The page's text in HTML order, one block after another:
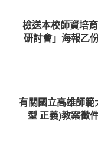
檢送本校師資培
研討會」海報乙
有關國立高雄師
型 正義)教案徵